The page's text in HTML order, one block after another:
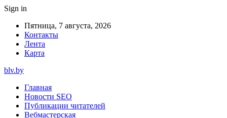
Sign in
Пятница, 7 августа, 2026
Контакты
Лента
Карта
blv.by
Главная
Новости SEO
Публикации читателей
Вебмастерская